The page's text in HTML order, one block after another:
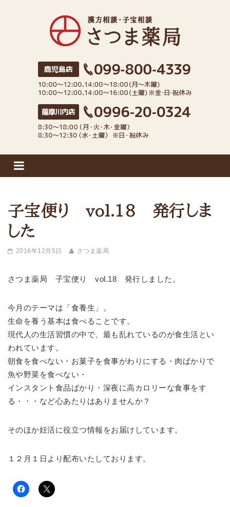
子宝便り vol.18 発行しま
した
2016年12月5日 さつま薬局
さつま薬局 子宝便り vol.18 発行しました。
今月のテーマは「食養生」。
生命を養う基本は食べることです。
現代人の生活習慣の中で、最も乱れているのが食生活とい
われています。
朝食を食べない・お菓子を食事がわりにする・肉ばかりで
魚や野菜を食べない・
インスタント食品ばかり・深夜に高カロリーな食事をす
る・・・など心あたりはありませんか？
そのほか妊活に役立つ情報をお届けしています。
１２月１日より配布いたしております。